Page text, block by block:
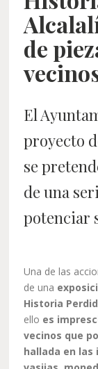
de
El
proyecto
se
de una
potenciar
Una de las
de una
Historia
ello es
vecinos que
hallada en las